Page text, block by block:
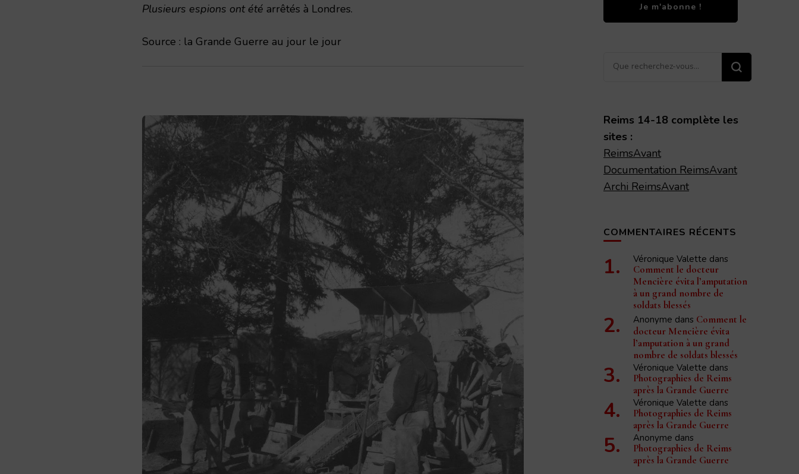
Plusieurs espions ont été arrêtés à Londres.
Source : la Grande Guerre au jour le jour
Vous
Reims 14-18 complète les
sites :
ReimsAvant
Documentation ReimsAvant
Archi ReimsAvant
COMMENTAIRES RÉCENTS
Véronique Valette dans
Comment le docteur
Mencière évita l’amputation
à un grand nombre de
soldats blessés
Anonyme dans Comment le
docteur Mencière évita
l’amputation à un grand
nombre de soldats blessés
Véronique Valette dans
Photographies de Reims
après la Grande Guerre
Véronique Valette dans
Photographies de Reims
après la Grande Guerre
Anonyme dans
Photographies de Reims
après la Grande Guerre